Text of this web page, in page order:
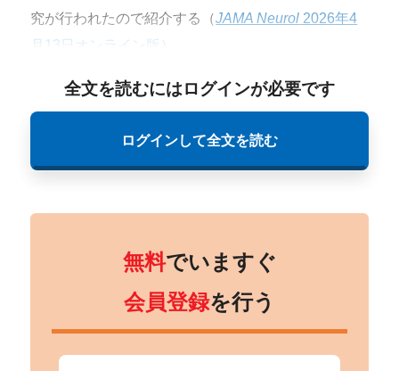
究が行われたので紹介する（JAMA Neurol 2026年4
月13日オンライン版
全文を読むにはログインが必要です
ログインして全文を読む
無料でいますぐ
会員登録を行う